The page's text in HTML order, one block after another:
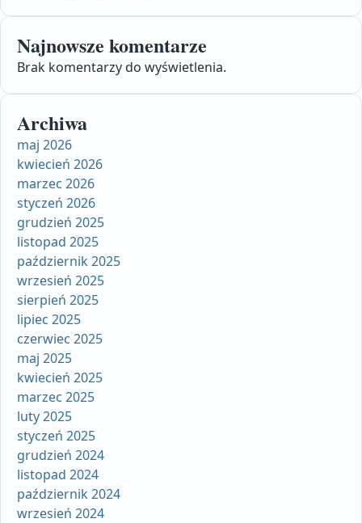
Najnowsze komentarze
Brak komentarzy do wyświetlenia.
Archiwa
maj 2026
kwiecień 2026
marzec 2026
styczeń 2026
grudzień 2025
listopad 2025
październik 2025
wrzesień 2025
sierpień 2025
lipiec 2025
czerwiec 2025
maj 2025
kwiecień 2025
marzec 2025
luty 2025
styczeń 2025
grudzień 2024
listopad 2024
październik 2024
wrzesień 2024